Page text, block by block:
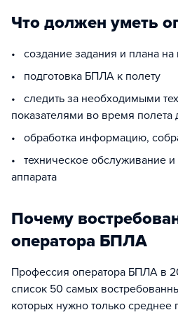
Что должен уметь
• создание задания и плана на
• подготовка БПЛА к полету
• следить за необходимыми
показателями во время полета
• обработка информацию,
• техническое обслуживание и
аппарата
Почему
оператора БПЛА
Профессия оператора БПЛА в
список 50 самых
которых нужно только